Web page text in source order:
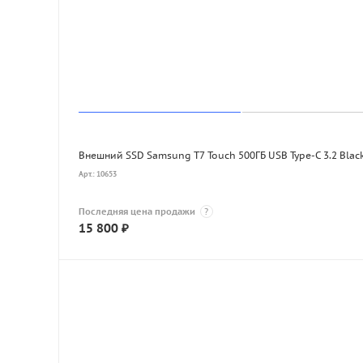
Внешний SSD Samsung T7 Touch 500ГБ USB Type-C 3.2
Арт.: 10653
Последняя цена продажи ?
15 800 ₽